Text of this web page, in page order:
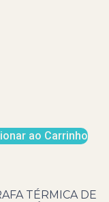
ao Carrinho
TÉRMICA DE